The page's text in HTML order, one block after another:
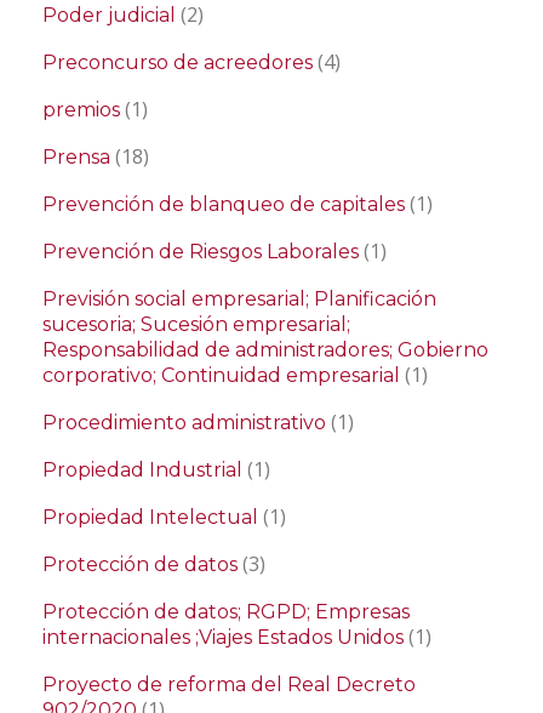
Poder judicial (2)
Preconcurso de acreedores (4)
premios (1)
Prensa (18)
Prevención de blanqueo de capitales (1)
Prevención de Riesgos Laborales (1)
Previsión social empresarial; Planificación
sucesoria; Sucesión empresarial;
Responsabilidad de administradores; Gobierno
corporativo; Continuidad empresarial (1)
Procedimiento administrativo (1)
Propiedad Industrial (1)
Propiedad Intelectual (1)
Protección de datos (3)
Protección de datos; RGPD; Empresas
internacionales ;Viajes Estados Unidos (1)
Proyecto de reforma del Real Decreto